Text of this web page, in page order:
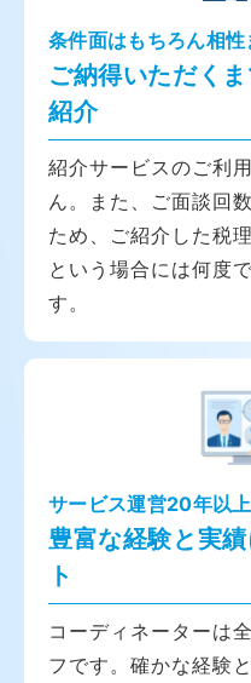
条件面はもちろん相性
ご納得いただく
紹介
紹介サービスのご利
ん。また、ご面談回
ため、ご紹介した税
という場合には何度
す。
サービス運営20年以上
豊富な経験と実
ト
コーディネーターは
フです。確かな経験